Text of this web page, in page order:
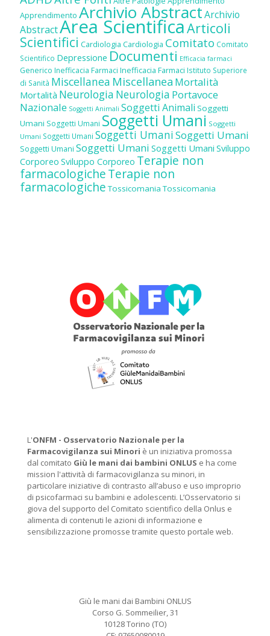
Apprendimento Archivio AbstractArchivio
AbstractArea ScientificaArticoli
Scientifici Cardiologia Cardiologia Comitato Comitato
Scientifico Depressione Documenti Efficacia farmaci
Generico Inefficacia Farmaci Inefficacia Farmaci Istituto Superiore
di Sanità Miscellanea Miscellanea Mortalità
Mortalità Neurologia Neurologia Portavoce
Nazionale Soggetti Animali Soggetti Animali Soggetti
Umani Soggetti Umani Soggetti Umani Soggetti
Umani Soggetti Umani Soggetti UmaniSoggetti Umani
Soggetti Umani Soggetti Umani Soggetti Umani Sviluppo
Corporeo Sviluppo Corporeo Terapie non
farmacologicheTerapie non
farmacologiche Tossicomania Tossicomania
L'ONFM - Osservatorio Nazionale per la
Farmacovigilanza sui Minori è un iniziativa promossa
dal comitato Giù le mani dai bambini ONLUS e ha come
mission l'attività di farmacovigilanza su minori, in
particolare iniziative di contrasto all’abuso e uso improprio
di psicofarmaci su bambini e adolescenti. L’Osservatorio si
giova del supporto del Comitato scientifico della Onlus e
alimenta di contenuti le azioni di informazione e
sensibilizzazione promosse tramite questo portale web.
Giù le mani dai Bambini ONLUS
Corso G. Sommeilier, 31
10128 Torino (TO)